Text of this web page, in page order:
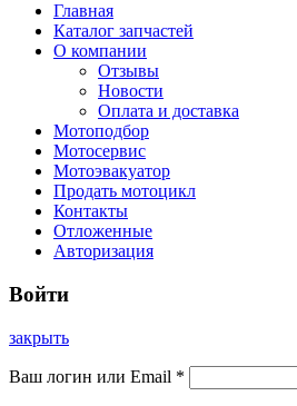
Главная
Каталог запчастей
О компании
Отзывы
Новости
Оплата и доставка
Мотоподбор
Мотосервис
Мотоэвакуатор
Продать мотоцикл
Контакты
Отложенные
Авторизация
Войти
закрыть
Ваш логин или Email *